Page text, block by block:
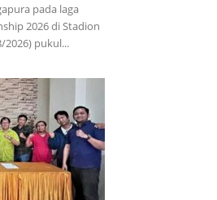
pada laga
2026 di Stadion
2026) pukul...